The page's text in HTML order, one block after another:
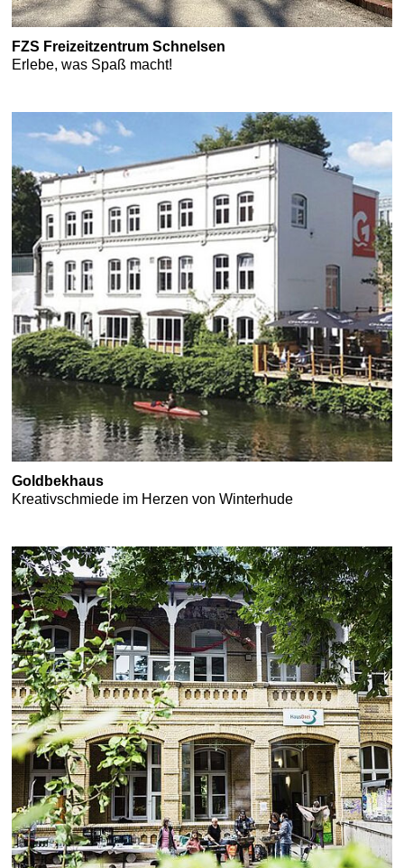
FZS Freizeitzentrum Schnelsen
Erlebe, was Spaß macht!
Goldbekhaus
Kreativschmiede im Herzen von Winterhude